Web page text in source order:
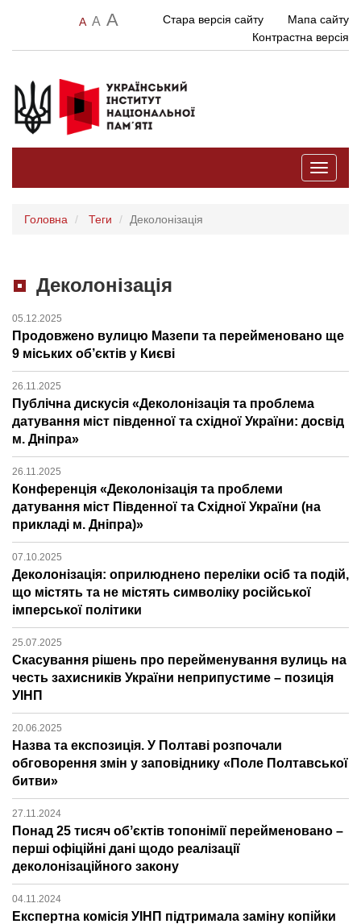
A A A Стара версія сайту
Мапа сайту
Контрастна версія
Toggle
Головна Теги Деколонізація
Деколонізація
05.12.2025
Продовжено вулицю Мазепи та перейменовано ще
9 міських об’єктів у Києві
26.11.2025
Публічна дискусія «Деколонізація та проблема
датування міст південної та східної України: досвід
м. Дніпра»
26.11.2025
Конференція «Деколонізація та проблеми
датування міст Південної та Східної України (на
прикладі м. Дніпра)»
07.10.2025
Деколонізація: оприлюднено переліки осіб та подій,
що містять та не містять символіку російської
імперської політики
25.07.2025
Скасування рішень про перейменування вулиць на
честь захисників України неприпустиме – позиція
УІНП
20.06.2025
Назва та експозиція. У Полтаві розпочали
обговорення змін у заповіднику «Поле Полтавської
битви»
27.11.2024
Понад 25 тисяч обʼєктів топонімії перейменовано –
перші офіційні дані щодо реалізації
деколонізаційного закону
04.11.2024
Експертна комісія УІНП підтримала заміну копійки